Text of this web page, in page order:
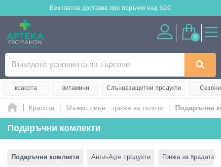
Безплатна доставка при поръчки над 62€
0
красота витамини Слънцезащитни продукти
Красота Мъжко лице - грижа за тялото Подаръчни
Подаръчни комлекти
Подаръчни комлекти Анти-Age продукти Грижа за брадата